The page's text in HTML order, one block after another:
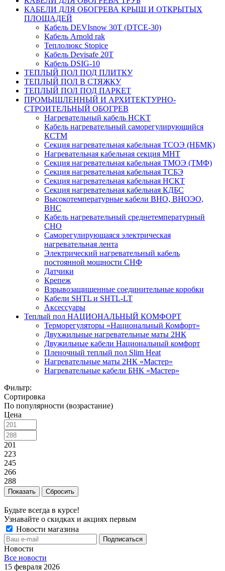
КАБЕЛИ ДЛЯ ОБОГРЕВА КРЫШ И ОТКРЫТЫХ
ПЛОЩАДЕЙ
Кабель DEVIsnow 30Т (DTCE-30)
Кабель Arnold rak
Теплолюкс Stopice
Кабель Devisafe 20T
Кабель DSIG-10
ТЕПЛЫЙ ПОЛ ПОД ПЛИТКУ
ТЕПЛЫЙ ПОЛ В СТЯЖКУ
ТЕПЛЫЙ ПОЛ ПОД ПАРКЕТ
ПРОМЫШЛЕННЫЙ И АРХИТЕКТУРНО-
СТРОИТЕЛЬНЫЙ ОБОГРЕВ
Нагревательный кабель НCKТ
Кабель нагревательный саморегулирующийся
КСТМ
Секция нагревательная кабельная ТСОЭ (НБМК)
Нагревательная кабельная секция МНТ
Секция нагревательная кабельная ТМОЭ (ТМФ)
Секция нагревательная кабельная ТСБЭ
Секция нагревательная кабельная НСКТ
Секция нагревательная кабельная КДБС
Высокотемпературные кабели ВНО, ВНОЭО,
ВНС
Кабель нагревательный среднетемпературный
СНО
Саморегулирующаяся электрическая
нагревательная лента
Электрический нагревательный кабель
постоянной мощности СНФ
Датчики
Крепеж
Взрывозащищенные соединительные коробки
Кабели SHTL и SHTL-LT
Аксессуары
Теплый пол НАЦИОНАЛЬНЫЙ КОМФОРТ
Терморегуляторы «Национальный Комфорт»
Двухжильные нагревательные маты 2НК
Двужильные кабели Национальный комфорт
Пленочный теплый пол Slim Heat
Нагревательные маты 2НК «Мастер»
Нагревательные кабели БНК «Мастер»
Фильтр:
Сортировка
По популярности (возрастание)
Цена
201
223
245
266
288
Показать Сбросить
Будьте всегда в курсе!
Узнавайте о скидках и акциях первым
Новости магазина
Новости
Все новости
15 февраля 2026